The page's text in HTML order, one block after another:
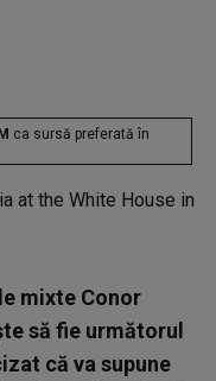
ca sursă preferată în
mixte Conor
să fie următorul
că va supune